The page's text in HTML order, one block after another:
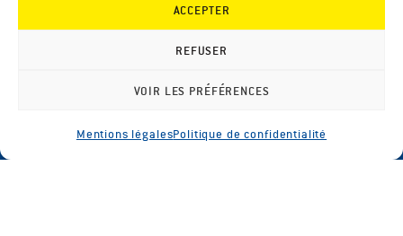
ACCEPTER
REFUSER
VOIR LES PRÉFÉRENCES
Mentions légalesPolitique de confidentialité
PARTAGER CET ARTICLE
SUR LES
RÉSEAUX